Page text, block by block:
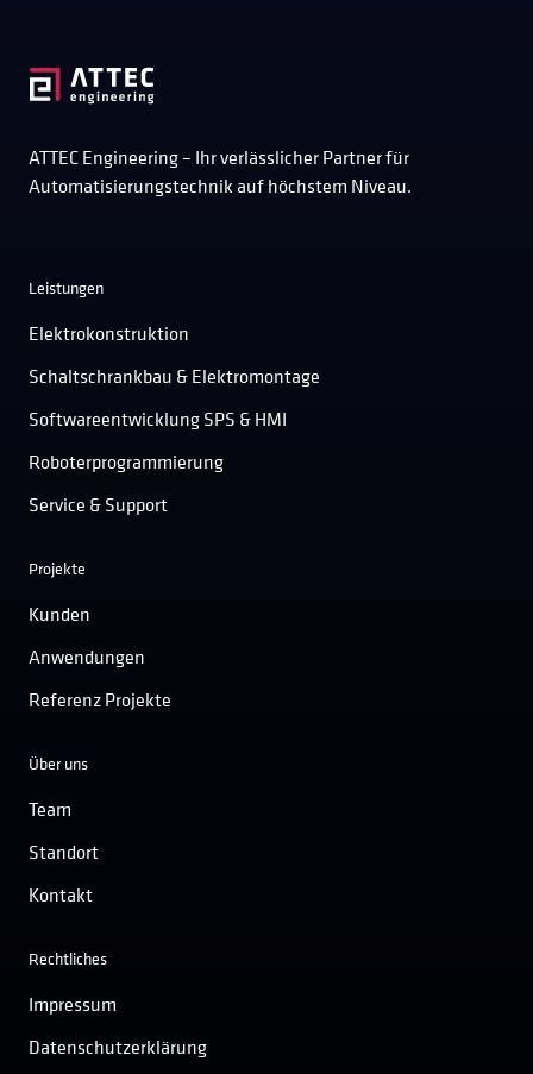
ATTEC Engineering – Ihr verlässlicher Partner für
Automatisierungstechnik auf höchstem Niveau.
Leistungen
Elektrokonstruktion
Schaltschrankbau & Elektromontage
Softwareentwicklung SPS & HMI
Roboterprogrammierung
Service & Support
Projekte
Kunden
Anwendungen
Referenz Projekte
Über uns
Team
Standort
Kontakt
Rechtliches
Impressum
Datenschutzerklärung